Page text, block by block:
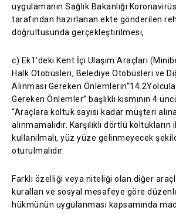
uygulamanın Sağlık Bakanlığı
tarafından hazırlanan ekte gönderilen
doğrultusunda gerçekleştirilmesi,
c) Ek1’deki Kent İçi Ulaşım Araçları
Halk Otobüsleri, Belediye Otobüsleri ve
Alınması Gereken
Gereken Önlemler” başlıklı kısmının 4
“Araçlara koltuk sayısı kadar müşteri
alınmamalıdır. Karşılıklı dörtlü
kullanılmalı, yüz yüze gelinmeyecek
oturulmalıdır.
Farklı özelliği veya niteliği olan diğer
kuralları ve sosyal mesafeye göre
hükmünün uygulanması kapsamında